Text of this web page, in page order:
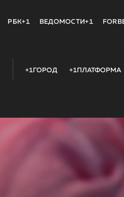
РБК+1 ВЕДОМОСТИ+1
+1ГОРОД +1ПЛАТФОРМА